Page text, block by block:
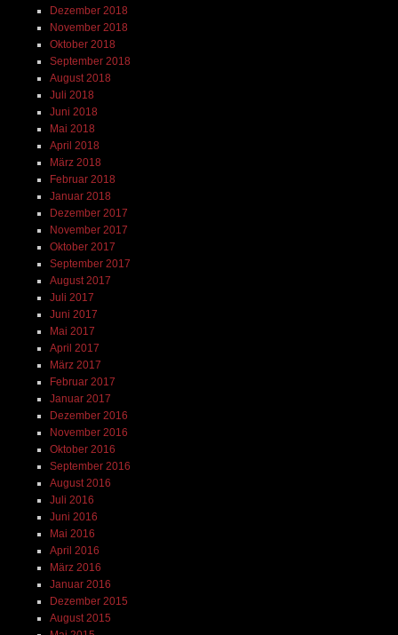
Dezember 2018
November 2018
Oktober 2018
September 2018
August 2018
Juli 2018
Juni 2018
Mai 2018
April 2018
März 2018
Februar 2018
Januar 2018
Dezember 2017
November 2017
Oktober 2017
September 2017
August 2017
Juli 2017
Juni 2017
Mai 2017
April 2017
März 2017
Februar 2017
Januar 2017
Dezember 2016
November 2016
Oktober 2016
September 2016
August 2016
Juli 2016
Juni 2016
Mai 2016
April 2016
März 2016
Januar 2016
Dezember 2015
August 2015